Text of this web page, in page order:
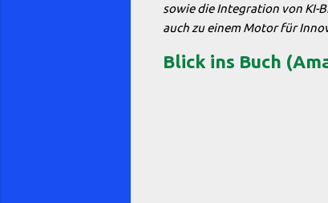
sowie die Integration von KI-
auch zu einem Motor für
Blick ins Buch